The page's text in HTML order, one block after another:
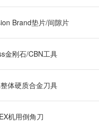
Brand垫片/间隙片
金刚石/CBN工具
体硬质合金刀具
机用倒角刀